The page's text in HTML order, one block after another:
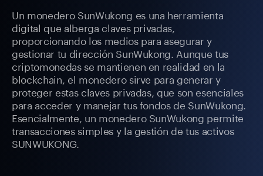
Un monedero SunWukong es una herramienta
digital que alberga claves privadas,
proporcionando los medios para asegurar y
gestionar tu dirección SunWukong. Aunque tus
criptomonedas se mantienen en realidad en la
blockchain, el monedero sirve para generar y
proteger estas claves privadas, que son esenciales
para acceder y manejar tus fondos de SunWukong.
Esencialmente, un monedero SunWukong permite
transacciones simples y la gestión de tus activos
SUNWUKONG.